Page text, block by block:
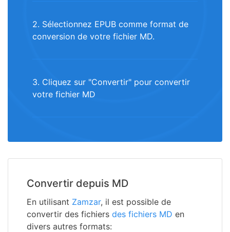
2. Sélectionnez EPUB comme format de
conversion de votre fichier MD.
3. Cliquez sur "Convertir" pour convertir
votre fichier MD
Convertir depuis MD
En utilisant Zamzar, il est possible de
convertir des fichiers des fichiers MD en
divers autres formats: